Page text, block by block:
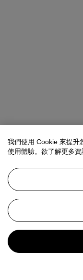
我們使用 Cookie 來提升
使用體驗。欲了解更多